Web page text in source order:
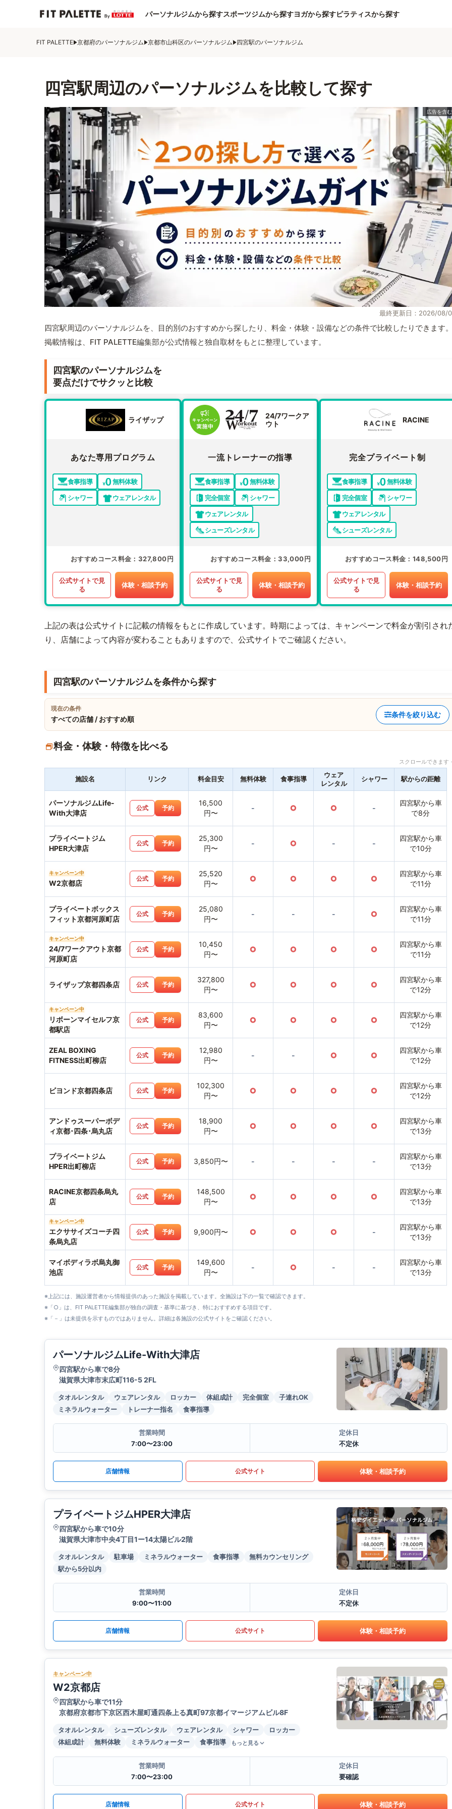
パーソナルジムから探すスポーツジムから探すヨガから探すピラティスから探す
FIT PALETTE 京都府のパーソナルジム 京都市山科区のパーソナルジム 四宮駅のパーソナルジム
四宮駅周辺のパーソナルジムを比較して探す
最終更新日：2026/08/
四宮駅周辺のパーソナルジムを、目的別のおすすめから探したり、料金・体験・設備などの条件で比較したりできます
掲載情報は、FIT PALETTE編集部が公式情報と独自取材をもとに整理しています。
四宮駅のパーソナルジムを
要点だけでサクッと比較
ライザップ
あなた専用プログラム
食事指導
無料体験
シャワー
ウェアレンタル
おすすめコース料金 327,800円
公式サイトで見
る
体験・相談予約
24/7ワークア
ウト
一流トレーナーの指導
食事指導
無料体験
完全個室
シャワー
ウェアレンタル
シューズレンタル
おすすめコース料金 33,000円
公式サイトで見
る
体験・相談予約
RACINE
完全プライベート制
食事指導
無料体験
完全個室
シャワー
ウェアレンタル
シューズレンタル
おすすめコース料金 148,500円
公式サイトで見
る
体験・相談予約
上記の表は公式サイトに記載の情報をもとに作成しています。時期によっては、キャンペーンで料金が割引され
り、店舗によって内容が変わることもありますので、公式サイトでご確認ください。
四宮駅のパーソナルジムを条件から探す
現在の条件
すべての店舗 / おすすめ順
条件を絞り込む
料金・体験・特徴を比べる
スクロールできま
施設名 リンク 料金目安 無料体験 食事指導
ウェア
レンタル
シャワー 駅からの距離
パーソナルジムLife-
With大津店
公式 予約
16,500
円〜
- ○ ○ -
四宮駅から車
で8分
プライベートジム
HPER大津店
公式 予約
25,300
円〜
- ○ - -
四宮駅から車
で10分
キャンペーン中
W2京都店
公式 予約
25,520
円〜
○ ○ ○ ○
四宮駅から車
で11分
プライベートボックス
フィット京都河原町店
公式 予約
25,080
円〜
- - - ○
四宮駅から車
で11分
キャンペーン中
24/7ワークアウト京都
河原町店
公式 予約
10,450
円〜
○ ○ ○ ○
四宮駅から車
で11分
ライザップ京都四条店 公式 予約
327,800
円〜
○ ○ ○ ○
四宮駅から車
で12分
キャンペーン中
リボーンマイセルフ京
都駅店
公式 予約
83,600
円〜
○ ○ ○ ○
四宮駅から車
で12分
ZEAL BOXING
FITNESS出町柳店
公式 予約
12,980
円〜
- - ○ ○
四宮駅から車
で12分
ビヨンド京都四条店 公式 予約
102,300
円〜
○ ○ ○ ○
四宮駅から車
で12分
アンドゥスーパーボデ
ィ京都･四条･烏丸店
公式 予約
18,900
円〜
○ ○ ○ ○
四宮駅から車
で13分
プライベートジム
HPER出町柳店
公式 予約 3,850円〜 - - - -
四宮駅から車
で13分
RACINE京都四条烏丸
店
公式 予約
148,500
円〜
○ ○ ○ ○
四宮駅から車
で13分
キャンペーン中
エクササイズコーチ四
条烏丸店
公式 予約 9,900円〜 ○ ○ ○ -
四宮駅から車
で13分
マイボディラボ烏丸御
池店
公式 予約
149,600
円〜
- ○ - -
四宮駅から車
で13分
※上記には、施設運営者から情報提供のあった施設を掲載しています。全施設は下の一覧で確認できます。
※「○」は、FIT PALETTE編集部が独自の調査・基準に基づき、特におすすめする項目です。
※「－」は未提供を示すものではありません。詳細は各施設の公式サイトをご確認ください。
パーソナルジムLife-With大津店
四宮駅から車で8分
滋賀県大津市末広町116-5 2FL
タオルレンタル ウェアレンタル ロッカー 体組成計 完全個室
子連れOK
ミネラルウォーター
トレーナー指名 食事指導
営業時間
7:00〜23:00
定休日
不定休
店舗情報 公式サイト 体験・相談予約
プライベートジムHPER大津店
四宮駅から車で10分
滋賀県大津市中央4丁目1ー14太陽ビル2階
タオルレンタル 駐車場 ミネラルウォーター 食事指導
無料カウンセリング
駅から5分以内
営業時間
9:00〜11:00
定休日
不定休
店舗情報 公式サイト 体験・相談予約
キャンペーン中
W2京都店
四宮駅から車で11分
京都府京都市下京区西木屋町通四条上る真町97京都イマージアムビル8F
タオルレンタル シューズレンタル ウェアレンタル シャワー
ロッカー
体組成計
無料体験 ミネラルウォーター 食事指導 もっと見る
営業時間
7:00〜23:00
定休日
要確認
店舗情報 公式サイト 体験・相談予約